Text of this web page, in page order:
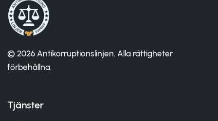
© 2026 Antikorruptionslinjen. Alla rättigheter
förbehållna.
Tjänster